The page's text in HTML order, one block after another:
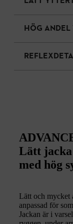
HÖG ANDEL
Lätt
med hög
Lätt och mycket
anpassad för
Jackan är i